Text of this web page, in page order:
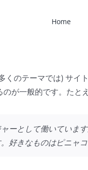
Home
くのテーマでは) サ
が一般的です。たと
ーとして働いていま
好きなものはピニャ